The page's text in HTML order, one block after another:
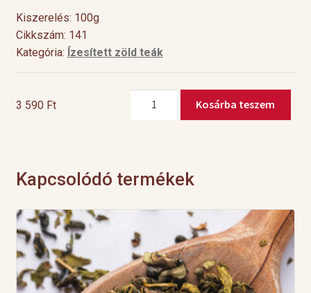
Kiszerelés: 100g
Cikkszám: 141
Kategória: Ízesített zöld teák
3 590 Ft
kimono
mennyiség
Kosárba teszem
Kapcsolódó termékek